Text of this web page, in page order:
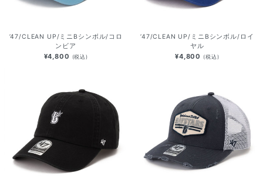
’47/CLEAN UP/ミニBシンボル/コロ
ンビア
¥4,800 (税込)
’47/CLEAN UP/ミニBシンボル/ロイ
ヤル
¥4,800 (税込)